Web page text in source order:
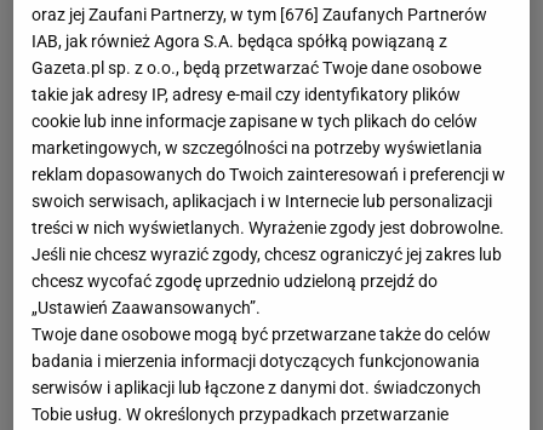
oraz jej Zaufani Partnerzy, w tym [ 676 ] Zaufanych Partnerów
IAB, jak również Agora S.A. będąca spółką powiązaną z
Gazeta.pl sp. z o.o., będą przetwarzać Twoje dane osobowe
takie jak adresy IP, adresy e-mail czy identyfikatory plików
cookie lub inne informacje zapisane w tych plikach do celów
marketingowych, w szczególności na potrzeby wyświetlania
reklam dopasowanych do Twoich zainteresowań i preferencji w
swoich serwisach, aplikacjach i w Internecie lub personalizacji
treści w nich wyświetlanych. Wyrażenie zgody jest dobrowolne.
Jeśli nie chcesz wyrazić zgody, chcesz ograniczyć jej zakres lub
chcesz wycofać zgodę uprzednio udzieloną przejdź do
„Ustawień Zaawansowanych”.
Twoje dane osobowe mogą być przetwarzane także do celów
badania i mierzenia informacji dotyczących funkcjonowania
serwisów i aplikacji lub łączone z danymi dot. świadczonych
Tobie usług. W określonych przypadkach przetwarzanie